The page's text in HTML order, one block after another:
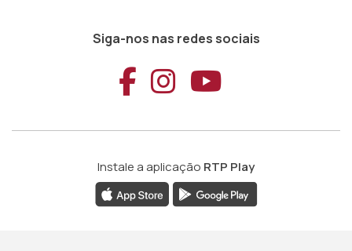
Siga-nos nas redes sociais
Aceder ao
Aceder ao
Aceder
Instale a aplicação RTP Play